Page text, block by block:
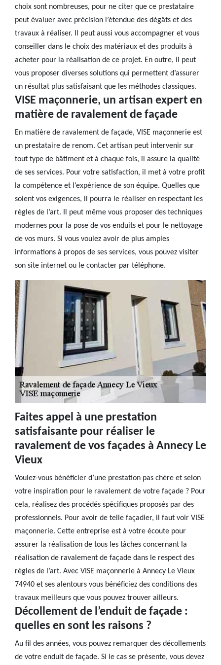
choix sont nombreuses, pour ne citer que ce prestataire
peut évaluer avec précision l’étendue des dégâts et des
travaux à réaliser. Il peut aussi vous accompagner et vous
conseiller dans le choix des matériaux et des produits à
acheter pour la réalisation de ce projet. En outre, il peut
vous proposer diverses solutions qui permettent d’assurer
un résultat plus satisfaisant que les méthodes classiques.
VISE maçonnerie, un artisan expert en
matière de ravalement de façade
En matière de ravalement de façade, VISE maçonnerie est
un prestataire de renom. Cet artisan peut intervenir sur
tout type de bâtiment et à chaque fois, il assure la qualité
de ses services. Pour votre satisfaction, il met à votre profit
la compétence et l’expérience de son équipe. Quelles que
soient vos exigences, il pourra le réaliser en respectant les
règles de l’art. Il peut même vous proposer des techniques
modernes pour la pose de vos enduits et pour le nettoyage
de vos murs. Si vous voulez avoir de plus amples
informations à propos de ses services, vous pouvez visiter
son site internet ou le contacter par téléphone.
Faites appel à une prestation
satisfaisante pour réaliser le
ravalement de vos façades à Annecy Le
Vieux
Voulez-vous bénéficier d’une prestation pas chère et selon
votre inspiration pour le ravalement de votre façade ? Pour
cela, réalisez des procédés spécifiques proposés par des
professionnels. Pour avoir de telle façadier, il faut voir VISE
maçonnerie. Cette entreprise est à votre écoute pour
assurer la réalisation de tous les tâches concernant la
réalisation de ravalement de façade dans le respect des
règles de l’art. Avec VISE maçonnerie à Annecy Le Vieux
74940 et ses alentours vous bénéficiez des conditions des
travaux meilleurs que vous pouvez trouver ailleurs.
Décollement de l’enduit de façade :
quelles en sont les raisons ?
Au fil des années, vous pouvez remarquer des décollements
de votre enduit de façade. Si le cas se présente, vous devez